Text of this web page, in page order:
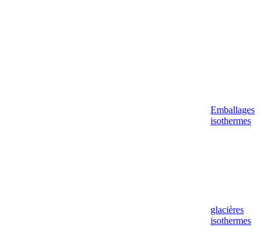
Emballages
isothermes
glacières
isothermes